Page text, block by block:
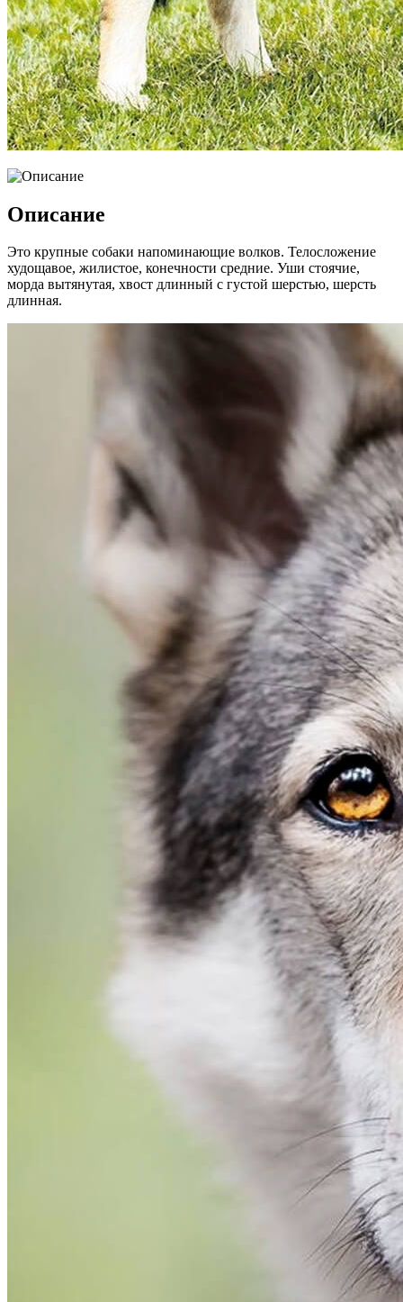
Описание
Это крупные собаки напоминающие волков. Телосложение
худощавое, жилистое, конечности средние. Уши стоячие,
морда вытянутая, хвост длинный с густой шерстью, шерсть
длинная.